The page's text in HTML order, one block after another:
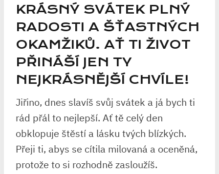
KRÁSNÝ SVÁTEK PLNÝ
RADOSTI A ŠŤASTNÝCH
OKAMŽIKŮ. AŤ TI ŽIVOT
PŘINÁŠÍ JEN TY
NEJKRÁSNĚJŠÍ CHVÍLE!
Jiřino, dnes slavíš svůj svátek a já bych ti
rád přál to nejlepší. Ať tě celý den
obklopuje štěstí a lásku tvých blízkých.
Přeji ti, abys se cítila milovaná a oceněná,
protože to si rozhodně zasloužíš.